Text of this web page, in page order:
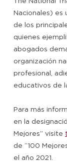
Nacionales) es
de los
quienes
abogados
organización
profesional,
educativos de
Para más
en la
Mejores” visite
de “100
el año 2021.